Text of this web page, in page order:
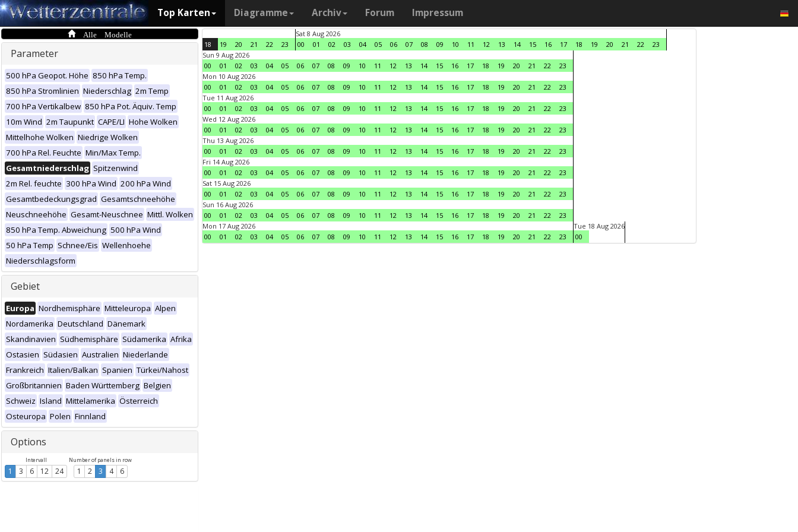
Top Karten Diagramme Archiv Forum Impressum
Alle Modelle
Parameter
500 hPa Geopot. Höhe 850 hPa Temp.
850 hPa Stromlinien Niederschlag 2m Temp
700 hPa Vertikalbew 850 hPa Pot. Äquiv. Temp
10m Wind 2m Taupunkt CAPE/LI Hohe Wolken
Mittelhohe Wolken Niedrige Wolken
700 hPa Rel. Feuchte Min/Max Temp.
Gesamtniederschlag Spitzenwind
2m Rel. feuchte 300 hPa Wind 200 hPa Wind
Gesamtbedeckungsgrad Gesamtschneehöhe
Neuschneehöhe Gesamt-Neuschnee Mittl. Wolken
850 hPa Temp. Abweichung 500 hPa Wind
50 hPa Temp Schnee/Eis Wellenhoehe
Niederschlagsform
Gebiet
Europa Nordhemisphäre Mitteleuropa Alpen
Nordamerika Deutschland Dänemark
Skandinavien Südhemisphäre Südamerika Afrika
Ostasien Südasien Australien Niederlande
Frankreich Italien/Balkan Spanien Türkei/Nahost
Großbritannien Baden Württemberg Belgien
Schweiz Island Mittelamerika Österreich
Osteuropa Polen Finnland
Options
Intervall
1 3 6 12 24
Number of panels in row
1 2 3 4 6
18 19 20 21 22 23
Sat 8 Aug 2026
00
01 02 03 04 05 06 07 08 09 10 11 12 13 14 15 16 17 18 19 20 21 22
23
Sun 9 Aug 2026
00
01 02 03 04 05 06 07 08 09 10 11 12 13 14 15 16 17 18 19 20 21 22
23
Mon 10 Aug 2026
00
01 02 03 04 05 06 07 08 09 10 11 12 13 14 15 16 17 18 19 20 21 22
23
Tue 11 Aug 2026
00
01 02 03 04 05 06 07 08 09 10 11 12 13 14 15 16 17 18 19 20 21 22
23
Wed 12 Aug 2026
00
01 02 03 04 05 06 07 08 09 10 11 12 13 14 15 16 17 18 19 20 21 22
23
Thu 13 Aug 2026
00
01 02 03 04 05 06 07 08 09 10 11 12 13 14 15 16 17 18 19 20 21 22
23
Fri 14 Aug 2026
00
01 02 03 04 05 06 07 08 09 10 11 12 13 14 15 16 17 18 19 20 21 22
23
Sat 15 Aug 2026
00
01 02 03 04 05 06 07 08 09 10 11 12 13 14 15 16 17 18 19 20 21 22
23
Sun 16 Aug 2026
00
01 02 03 04 05 06 07 08 09 10 11 12 13 14 15 16 17 18 19 20 21 22
23
Mon 17 Aug 2026
00
01 02 03 04 05 06 07 08 09 10 11 12 13 14 15 16 17 18 19 20 21 22 23
Tue 18 Aug 2026
00